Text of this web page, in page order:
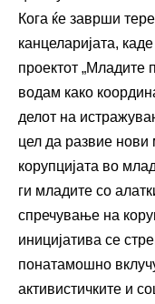
Кога ќе заврши
канцеларијата,
проектот „Младите
водам како
делот на
цел да развие нови
корупцијата во
ги младите со
спречување на
иницијатива се
понатамошно
активистичките и